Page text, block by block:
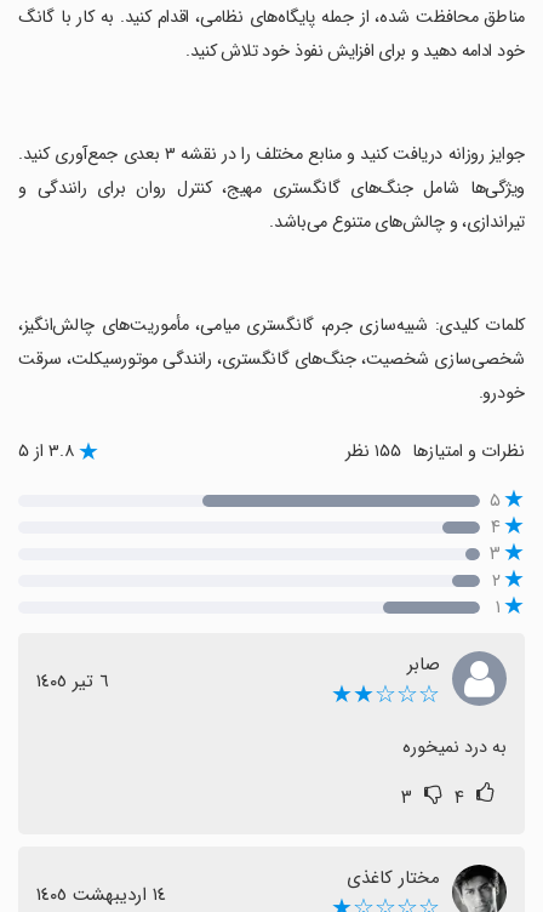
مناطق محافظت شده، از جمله پایگاه‌های نظامی، اقدام کنید. به کار با گانگ
خود ادامه دهید و برای افزایش نفوذ خود تلاش کنید.
‏جوایز روزانه دریافت کنید و منابع مختلف را در نقشه ۳ بعدی جمع‌آوری کنید.
ویژگی‌ها شامل جنگ‌های گانگستری مهیج، کنترل روان برای رانندگی و
تیراندازی، و چالش‌های متنوع می‌باشد.
‏کلمات کلیدی: شبیه‌سازی جرم، گانگستری میامی، مأموریت‌های چالش‌انگیز،
شخصی‌سازی شخصیت، جنگ‌های گانگستری، رانندگی موتورسیکلت، سرقت
خودرو.
نظرات و امتیازها ۳.۸ از ۵
۵
۴
۳
۲
۱
صابر
☆☆☆★★ ٦ تیر ١٤٠٥
به درد نمیخوره
۴ ۳
مختار کاغذی
١٤ اردیبهشت ١٤٠٥